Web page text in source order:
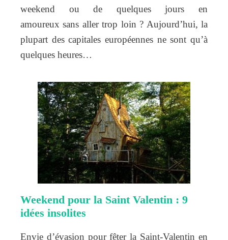
weekend ou de quelques jours en
amoureux sans aller trop loin ? Aujourd’hui, la
plupart des capitales européennes ne sont qu’à
quelques heures…
Weekend pour la Saint Valentin : 9
idées insolites
Envie d’évasion pour fêter la Saint-Valentin en